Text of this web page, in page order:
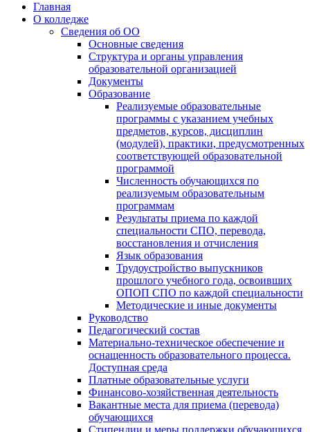
Главная
О колледже
Сведения об ОО
Основные сведения
Структура и органы управления
образовательной организацией
Документы
Образование
Реализуемые образовательные
программы с указанием учебных
предметов, курсов, дисциплин
(модулей), практики, предусмотренных
соответствующей образовательной
программой
Численность обучающихся по
реализуемым образовательным
программам
Результаты приема по каждой
специальности СПО, перевода,
восстановления и отчисления
Язык образования
Трудоустройство выпускников
прошлого учебного года, освоивших
ОПОП СПО по каждой специальности
Методические и иные документы
Руководство
Педагогический состав
Материально-техническое обеспечение и
оснащенность образовательного процесса.
Доступная среда
Платные образовательные услуги
Финансово-хозяйственная деятельность
Вакантные места для приема (перевода)
обучающихся
Стипендии и меры поддержки обучающихся